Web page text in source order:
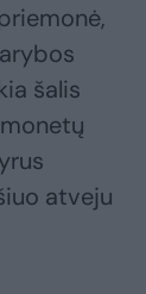
šalis
atveju